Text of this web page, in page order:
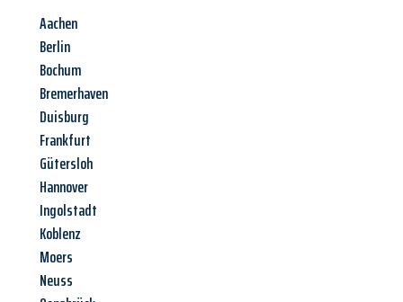
Aachen
Berlin
Bochum
Bremerhaven
Duisburg
Frankfurt
Gütersloh
Hannover
Ingolstadt
Koblenz
Moers
Neuss